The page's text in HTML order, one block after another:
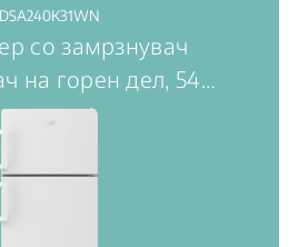
DSA240K31WN
со замрзнувач
на горен дел, 54…